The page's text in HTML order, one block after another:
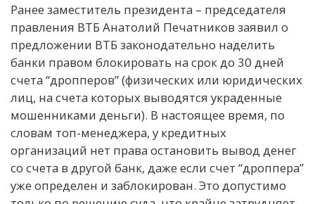
Ранее заместитель президента – председателя
правления ВТБ Анатолий Печатников заявил о
предложении ВТБ законодательно наделить
банки правом блокировать на срок до 30 дней
счета “дропперов” (физических или юридических
лиц, на счета которых выводятся украденные
мошенниками деньги). В настоящее время, по
словам топ-менеджера, у кредитных
организаций нет права остановить вывод денег
со счета в другой банк, даже если счет “дроппера”
уже определен и заблокирован. Это допустимо